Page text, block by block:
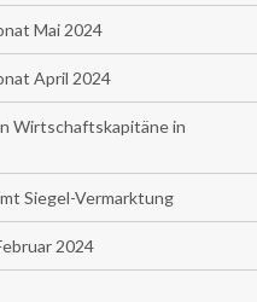
Mai 2024
April 2024
Wirtschaftskapitäne in
Siegel-Vermarktung
2024